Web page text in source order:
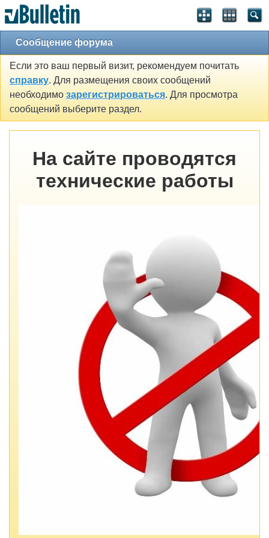
Сообщение форума
Если это ваш первый визит, рекомендуем почитать
справку. Для размещения своих сообщений
необходимо зарегистрироваться. Для просмотра
сообщений выберите раздел.
На сайте проводятся
технические работы